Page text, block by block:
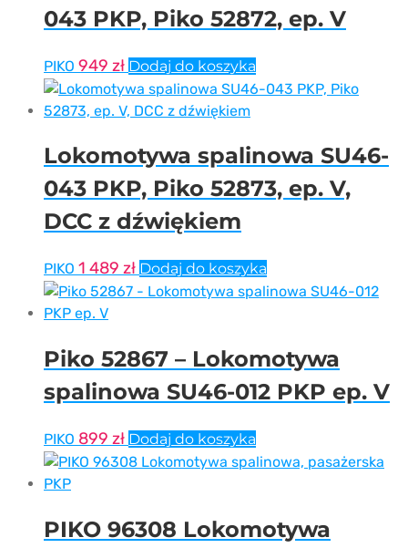
043 PKP, Piko 52872, ep. V
PIKO 949 zł Dodaj do koszyka
Lokomotywa spalinowa SU46-
043 PKP, Piko 52873, ep. V,
DCC z dźwiękiem
PIKO 1 489 zł Dodaj do koszyka
Piko 52867 – Lokomotywa
spalinowa SU46-012 PKP ep. V
PIKO 899 zł Dodaj do koszyka
PIKO 96308 Lokomotywa